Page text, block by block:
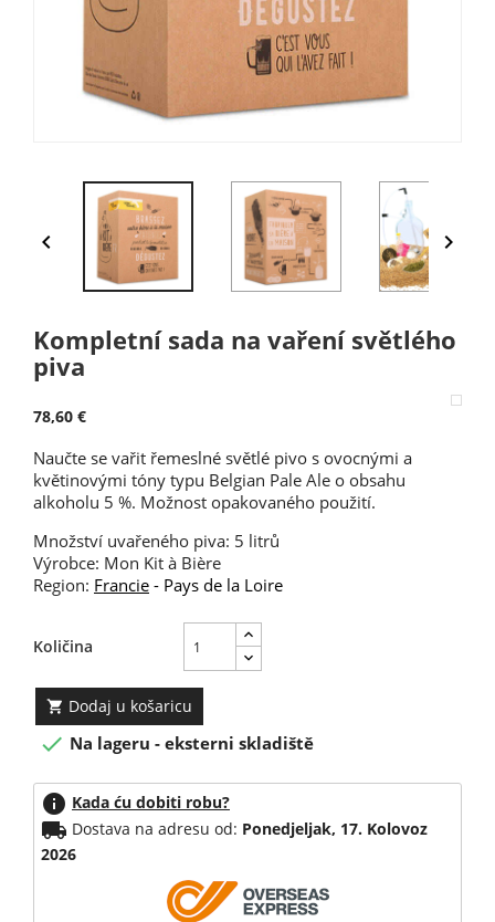
 
Kompletní sada na vaření světlého
piva
78,60 €
Naučte se vařit řemeslné světlé pivo s ovocnými a
květinovými tóny typu Belgian Pale Ale o obsahu
alkoholu 5 %. Možnost opakovaného použití.
Množství uvařeného piva: 5 litrů
Výrobce: Mon Kit à Bière
Region: Francie - Pays de la Loire
Količina
 Dodaj u košaricu
 Na lageru - eksterni skladiště
info Kada ću dobiti robu?
local_shipping Dostava na adresu od: Ponedjeljak, 17. Kolovoz
2026